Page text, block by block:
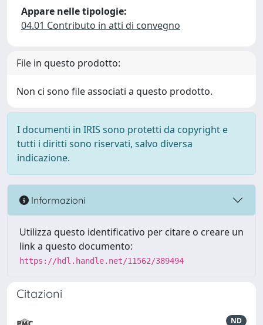
Appare nelle tipologie:
04.01 Contributo in atti di convegno
File in questo prodotto:
Non ci sono file associati a questo prodotto.
I documenti in IRIS sono protetti da copyright e
tutti i diritti sono riservati, salvo diversa
indicazione.
Informazioni
Utilizza questo identificativo per citare o creare un
link a questo documento:
https://hdl.handle.net/11562/389494
Citazioni
ND